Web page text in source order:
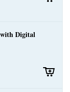
Digital